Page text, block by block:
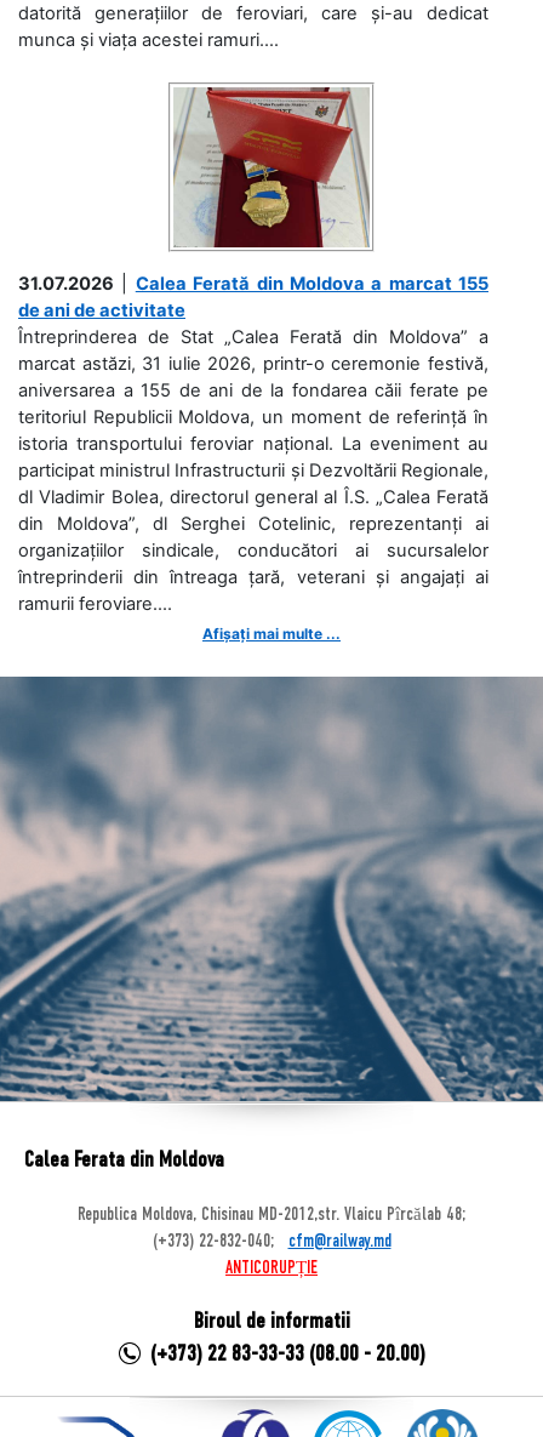
datorită generațiilor de feroviari, care și-au dedicat
munca și viața acestei ramuri....
31.07.2026
Calea Ferată din Moldova a marcat 155
de ani de activitate
Întreprinderea de Stat „Calea Ferată din Moldova” a
marcat astăzi, 31 iulie 2026, printr-o ceremonie festivă,
aniversarea a 155 de ani de la fondarea căii ferate pe
teritoriul Republicii Moldova, un moment de referință în
istoria transportului feroviar național. La eveniment au
participat ministrul Infrastructurii și Dezvoltării Regionale,
dl Vladimir Bolea, directorul general al Î.S. „Calea Ferată
din Moldova”, dl Serghei Cotelinic, reprezentanți ai
organizațiilor sindicale, conducători ai sucursalelor
întreprinderii din întreaga țară, veterani și angajați ai
ramurii feroviare....
Afișați mai multe ...
Calea Ferata din Moldova
Republica Moldova, Chisinau MD-2012,str. Vlaicu Pîrcălab 48;
(+373) 22-832-040;
cfm@railway.md
ANTICORUPȚIE
Biroul de informatii
(+373) 22 83-33-33 (08.00 - 20.00)